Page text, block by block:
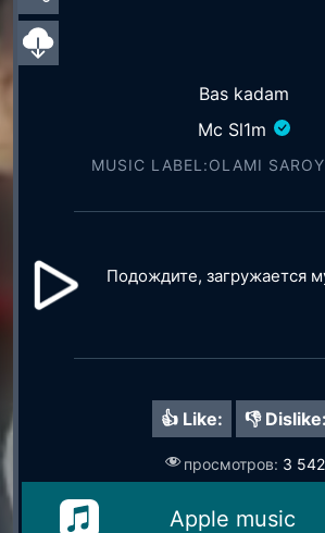
Bas kadam
Mc Sl1m
MUSIC LABEL:OLAMI
Подождите, загружается
👍 Like: 👎 Dislike:
просмотров: 3 542
Apple music